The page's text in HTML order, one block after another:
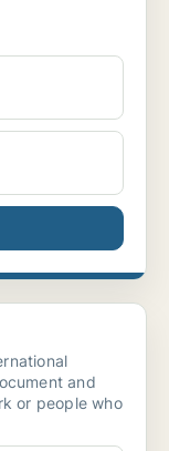
and
or people who